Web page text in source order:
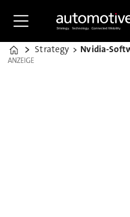
Home
Strategy
ANZEIGE
ANZEIGE